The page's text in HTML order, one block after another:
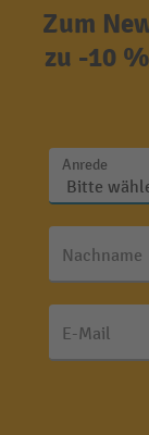
Zum
zu -10
Anrede
Nachname
E-Mail